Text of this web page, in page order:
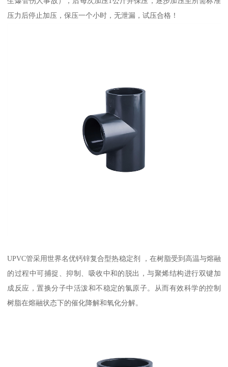
压力后停止加压，保压一个小时，无泄漏，试压合格！
UPVC管采用世界名优钙锌复合型热稳定剂 ，在树脂受到高温与熔融
的过程中可捕捉、抑制、吸收中和的脱出，与聚烯结构进行双键加
成反应，置换分子中活泼和不稳定的氯原子。从而有效科学的控制
树脂在熔融状态下的催化降解和氧化分解。